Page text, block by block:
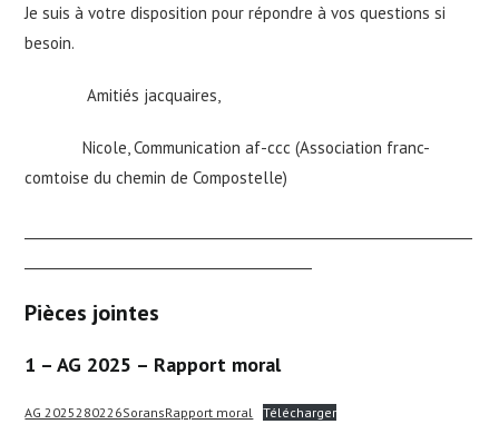
Je suis à votre disposition pour répondre à vos questions si
besoin.
Amitiés jacquaires,
Nicole, Communication af-ccc (Association franc-
comtoise du chemin de Compostelle)
Pièces jointes
1 – AG 2025 – Rapport moral
AG 2025280226SoransRapport moral Télécharger